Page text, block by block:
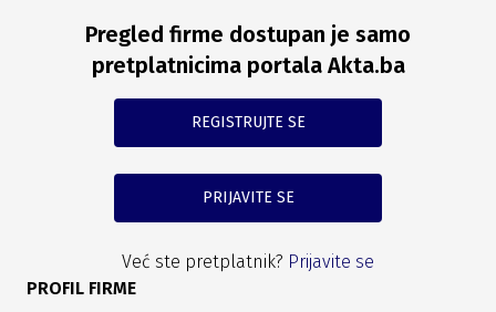
Pregled firme dostupan je samo
pretplatnicima portala Akta.ba
REGISTRUJTE SE
PRIJAVITE SE
Već ste pretplatnik? Prijavite se
PROFIL FIRME